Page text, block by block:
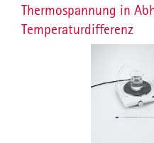
Thermospannung in
Temperaturdifferenz